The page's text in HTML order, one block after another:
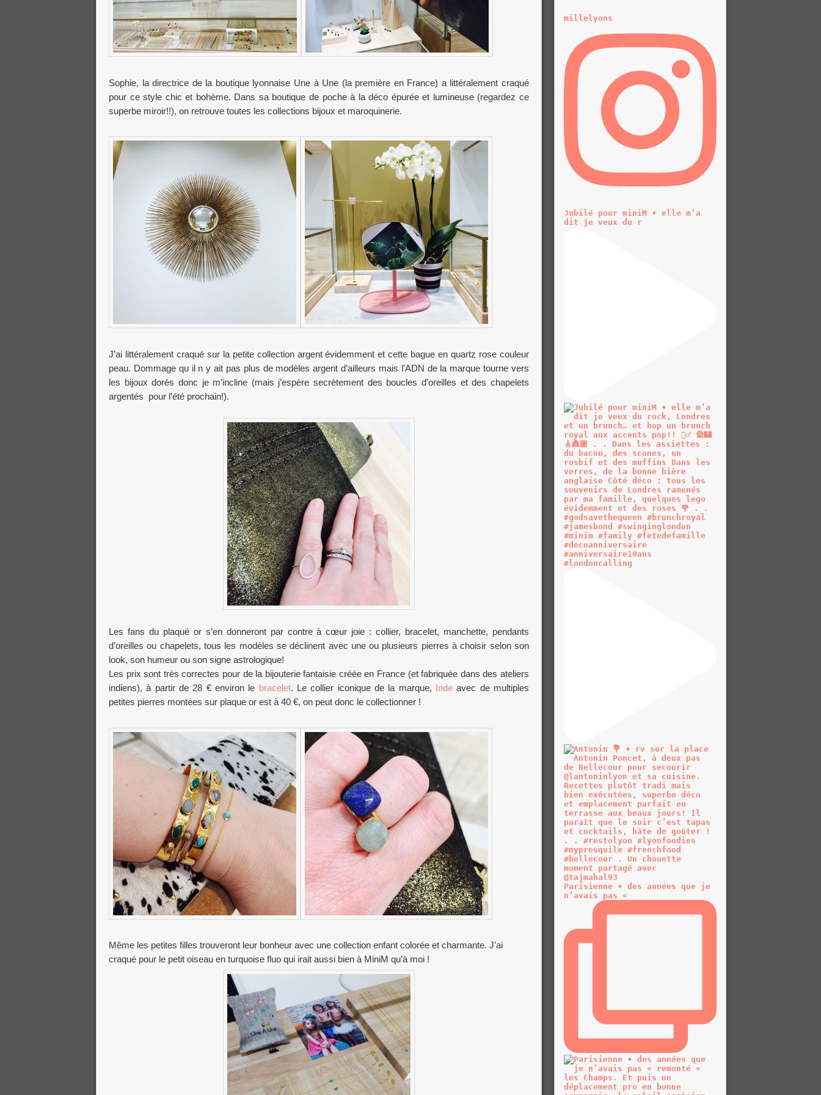
Sophie, la directrice de la boutique lyonnaise Une à Une (la première en France) a littéralement craqué
pour ce style chic et bohème. Dans sa boutique de poche à la déco épurée et lumineuse (regardez ce
superbe miroir!!), on retrouve toutes les collections bijoux et maroquinerie.
J’ai littéralement craqué sur la petite collection argent évidemment et cette bague en quartz rose couleur
peau. Dommage qu il n y ait pas plus de modèles argent d’ailleurs mais l’ADN de la marque tourne vers
les bijoux dorés donc je m’incline (mais j’espère secrètement des boucles d’oreilles et des chapelets
argentés pour l’été prochain!).
Les fans du plaqué or s’en donneront par contre à cœur joie : collier, bracelet, manchette, pendants
d’oreilles ou chapelets, tous les modèles se déclinent avec une ou plusieurs pierres à choisir selon son
look, son humeur ou son signe astrologique!
Les prix sont très correctes pour de la bijouterie fantaisie créée en France (et fabriquée dans des ateliers
indiens), à partir de 28 € environ le bracelet. Le collier iconique de la marque, Indeavec de multiples
petites pierres montées sur plaque or est à 40 €, on peut donc le collectionner !
Même les petites filles trouveront leur bonheur avec une collection enfant colorée et charmante. J’ai
craqué pour le petit oiseau en turquoise fluo qui irait aussi bien à MiniM qu’à moi !
millelyons
Jubilé pour miniM • elle m’a
dit je veux du r
Parisienne • des années que je
n’avais pas «